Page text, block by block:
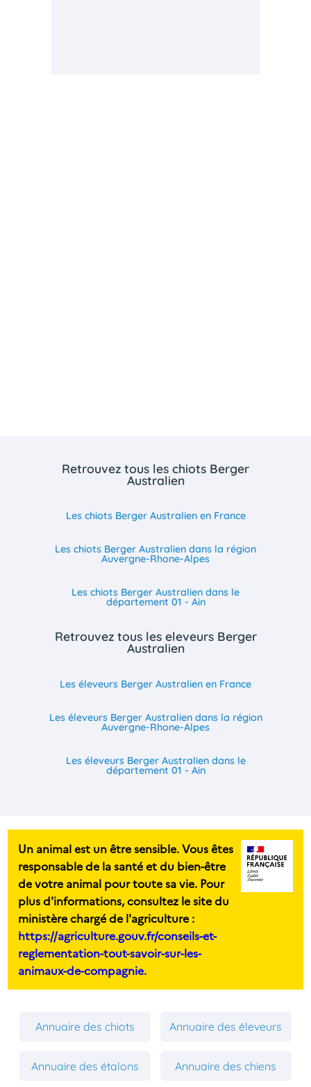
Retrouvez tous les chiots Berger
Australien
Les chiots Berger Australien en France
Les chiots Berger Australien dans la région
Auvergne-Rhone-Alpes
Les chiots Berger Australien dans le
département 01 - Ain
Retrouvez tous les eleveurs Berger
Australien
Les éleveurs Berger Australien en France
Les éleveurs Berger Australien dans la région
Auvergne-Rhone-Alpes
Les éleveurs Berger Australien dans le
département 01 - Ain
Un animal est un être sensible. Vous êtes
responsable de la santé et du bien-être
de votre animal pour toute sa vie. Pour
plus d'informations, consultez le site du
ministère chargé de l'agriculture :
https://agriculture.gouv.fr/conseils-et-
reglementation-tout-savoir-sur-les-
animaux-de-compagnie.
Annuaire des chiots Annuaire des éleveurs
Annuaire des étalons Annuaire des chiens